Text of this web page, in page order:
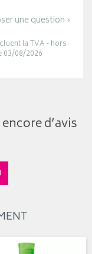
une question ›
la TVA - hors
03/08/2026
d’avis